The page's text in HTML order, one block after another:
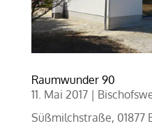
Raumwunder 90
11. Mai 2017|
Süßmilchstraße, 01877